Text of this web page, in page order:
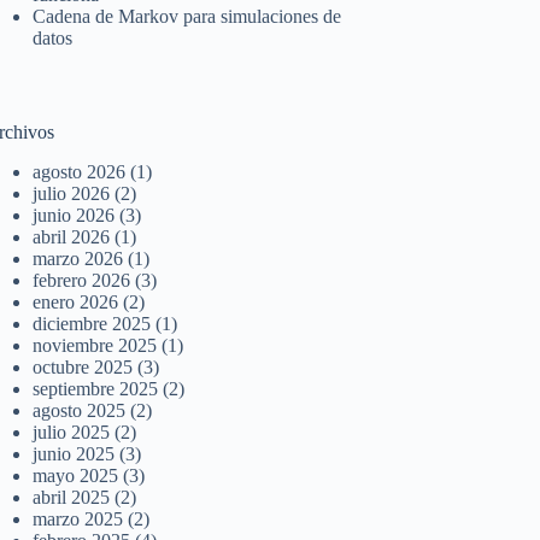
Cadena de Markov para simulaciones de
datos
agosto 2026 (1)
julio 2026 (2)
junio 2026 (3)
abril 2026 (1)
marzo 2026 (1)
febrero 2026 (3)
enero 2026 (2)
diciembre 2025 (1)
noviembre 2025 (1)
octubre 2025 (3)
septiembre 2025 (2)
agosto 2025 (2)
julio 2025 (2)
junio 2025 (3)
mayo 2025 (3)
abril 2025 (2)
marzo 2025 (2)